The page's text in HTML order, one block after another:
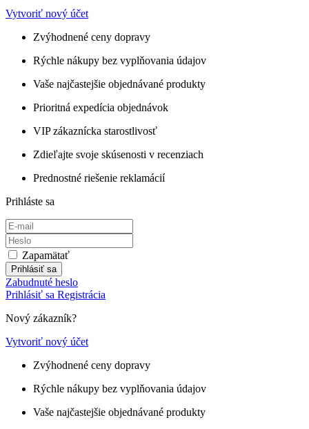
Vytvoriť nový účet
Zvýhodnené ceny dopravy
Rýchle nákupy bez vyplňovania údajov
Vaše najčastejšie objednávané produkty
Prioritná expedícia objednávok
VIP zákaznícka starostlivosť
Zdieľajte svoje skúsenosti v recenziach
Prednostné riešenie reklamácií
Prihláste sa
Zapamätať
Prihlásiť sa
Zabudnuté heslo
Prihlásiť sa Registrácia
Nový zákazník?
Vytvoriť nový účet
Zvýhodnené ceny dopravy
Rýchle nákupy bez vyplňovania údajov
Vaše najčastejšie objednávané produkty